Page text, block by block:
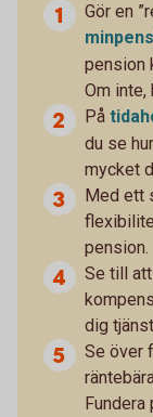
Gör en
pension
Om inte,
På
du se
mycket
Med ett
pension.
Se till
dig
Se över
Fundera